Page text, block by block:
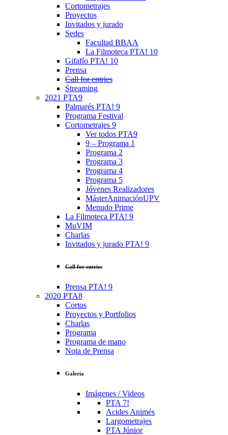
Cortometrajes
Proyectos
Invitados y jurado
Sedes
Facultad BBAA
La Filmoteca PTA! 10
Gifafío PTA! 10
Prensa
Call for entries
Streaming
2021 PTA9
Palmarés PTA! 9
Programa Festival
Cortometrajes 9
Ver todos PTA9
9 – Programa 1
Programa 2
Programa 3
Programa 4
Programa 5
Jóvenes Realizadores
MásterAnimaciónUPV
Menudo Prime
La Filmoteca PTA! 9
MuVIM
Charlas
Invitados y jurado PTA! 9
Call for entries
Prensa PTA! 9
2020 PTA8
Cortos
Proyectos y Portfolios
Charlas
Programa
Programa de mano
Nota de Prensa
Galeria
Imágenes / Videos
PTA 7!
Acides Animés
Largometrajes
PTA Júnior